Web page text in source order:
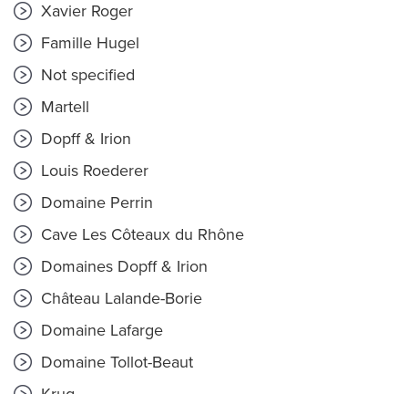
Xavier Roger
Famille Hugel
Not specified
Martell
Dopff & Irion
Louis Roederer
Domaine Perrin
Cave Les Côteaux du Rhône
Domaines Dopff & Irion
Château Lalande-Borie
Domaine Lafarge
Domaine Tollot-Beaut